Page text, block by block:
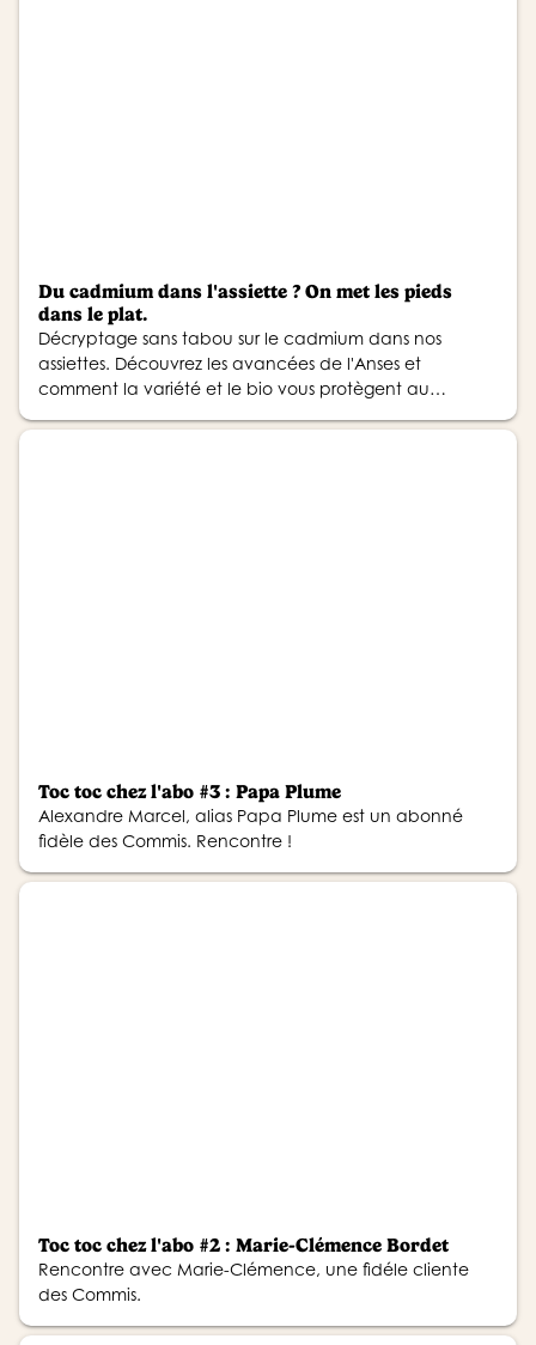
Du cadmium dans l'assiette ? On met les pieds
dans le plat.
Décryptage sans tabou sur le cadmium dans nos
assiettes. Découvrez les avancées de l'Anses et
comment la variété et le bio vous protègent au
Toc toc chez l'abo #3 : Papa Plume
Alexandre Marcel, alias Papa Plume est un abonné
fidèle des Commis. Rencontre !
Toc toc chez l'abo #2 : Marie-Clémence Bordet
Rencontre avec Marie-Clémence, une fidéle cliente
des Commis.